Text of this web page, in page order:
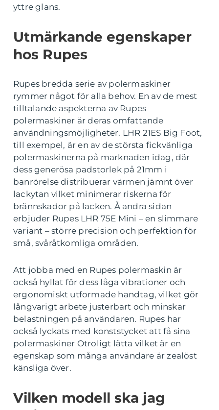
yttre glans.
Utmärkande egenskaper
hos Rupes
Rupes bredda serie av polermaskiner
rymmer något för alla behov. En av de mest
tilltalande aspekterna av Rupes
polermaskiner är deras omfattande
användningsmöjligheter. LHR 21ES Big Foot,
till exempel, är en av de största fickvänliga
polermaskinerna på marknaden idag, där
dess generösa padstorlek på 21mm i
banrörelse distribuerar värmen jämnt över
lackytan vilket minimerar riskerna för
brännskador på lacken. Å andra sidan
erbjuder Rupes LHR 75E Mini – en slimmare
variant – större precision och perfektion för
små, svåråtkomliga områden.
Att jobba med en Rupes polermaskin är
också hyllat för dess låga vibrationer och
ergonomiskt utformade handtag, vilket gör
långvarigt arbete justerbart och minskar
belastningen på användaren. Rupes har
också lyckats med konststycket att få sina
polermaskiner Otroligt lätta vilket är en
egenskap som många användare är zealöst
känsliga över.
Vilken modell ska jag